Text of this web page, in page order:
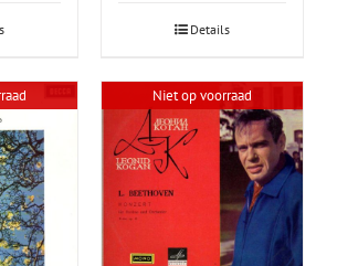
Details
Niet op voorraad